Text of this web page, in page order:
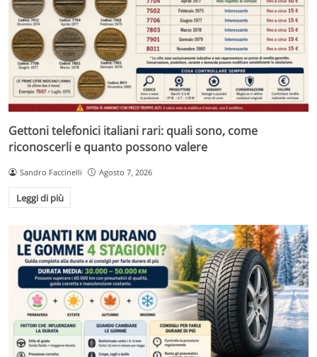
Gettoni telefonici italiani rari: quali sono, come
riconoscerli e quanto possono valere
Sandro Faccinelli Agosto 7, 2026
Leggi di più